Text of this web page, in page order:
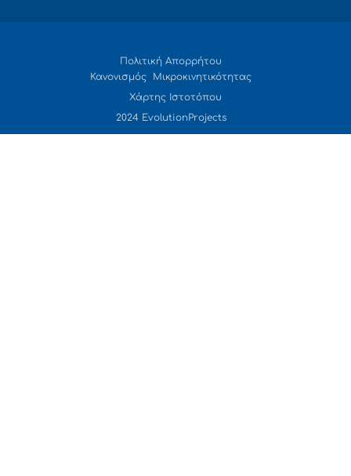
Πολιτική Απορρήτου
Κανονισμός Μικροκινητικότητας
Χάρτης Ιστοτόπου
2024 EvolutionProjects